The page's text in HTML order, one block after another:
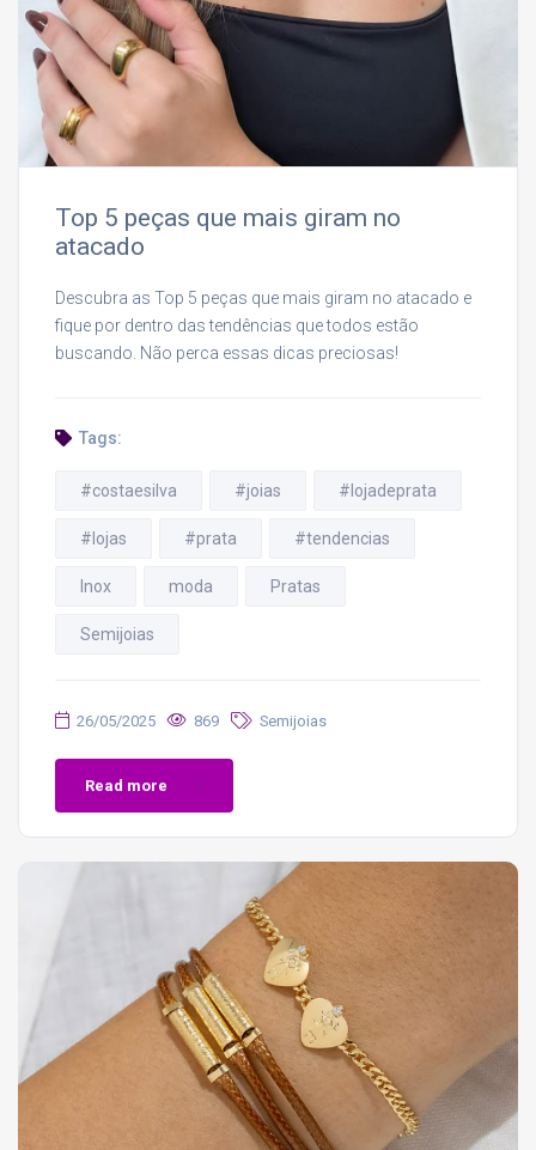
Top 5 peças que mais giram no
atacado
Descubra as Top 5 peças que mais giram no atacado e
fique por dentro das tendências que todos estão
buscando. Não perca essas dicas preciosas!
Tags:
#costaesilva #joias #lojadeprata
#lojas #prata #tendencias
Inox moda Pratas
Semijoias
26/05/2025 869 Semijoias
Read more